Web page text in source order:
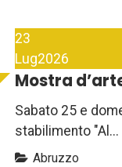
23
Lug2026
Mostra
Sabato 25 e
stabilimento "Al...
Abruzzo